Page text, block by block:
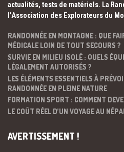
actualités, tests de matériels. La
l’Association des Explorateurs du
RANDONNÉE EN MONTAGNE : QUE
MÉDICALE LOIN DE TOUT SECOURS ?
SURVIE EN MILIEU ISOLÉ : QUELS
LÉGALEMENT AUTORISÉS ?
LES ÉLÉMENTS ESSENTIELS À
RANDONNÉE EN PLEINE NATURE
FORMATION SPORT : COMMENT
LE COÛT RÉEL D’UN VOYAGE AU
AVERTISSEMENT !